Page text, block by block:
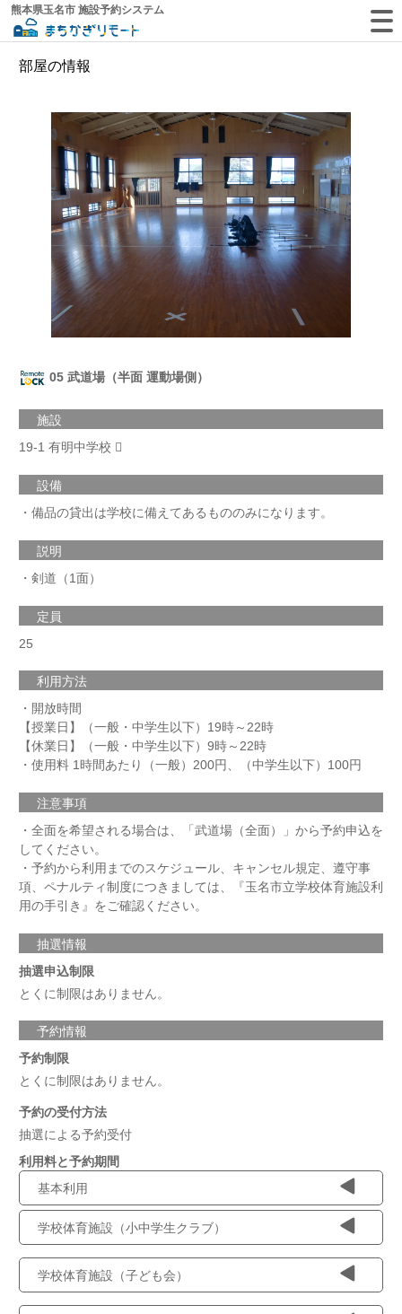
熊本県玉名市 施設予約システム
部屋の情報
05 武道場（半面 運動場側）
施設
19-1 有明中学校
設備
・備品の貸出は学校に備えてあるもののみになります。
説明
・剣道（1面）
定員
25
利用方法
・開放時間
【授業日】（一般・中学生以下）19時～22時
【休業日】（一般・中学生以下）9時～22時
・使用料 1時間あたり（一般）200円、（中学生以下）100円
注意事項
・全面を希望される場合は、「武道場（全面）」から予約申込を
してください。
・予約から利用までのスケジュール、キャンセル規定、遵守事
項、ペナルティ制度につきましては、『玉名市立学校体育施設利
用の手引き』をご確認ください。
抽選情報
抽選申込制限
とくに制限はありません。
予約情報
予約制限
とくに制限はありません。
予約の受付方法
抽選による予約受付
利用料と予約期間
基本利用
学校体育施設（小中学生クラブ）
学校体育施設（子ども会）